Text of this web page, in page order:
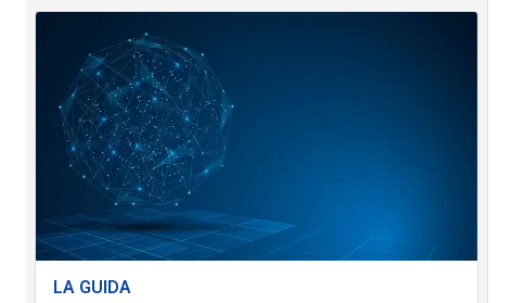
LA GUIDA